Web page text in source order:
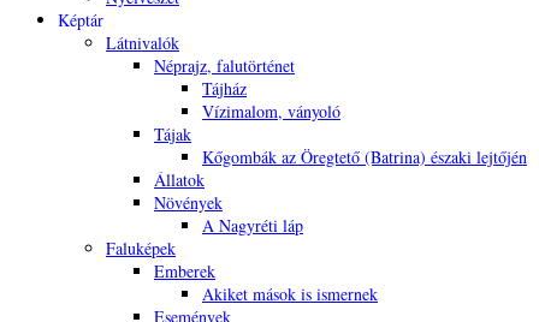
Képtár
Látnivalók
Néprajz, falutörténet
Tájház
Vízimalom, ványoló
Tájak
Kőgombák az Öregtető (Batrina) északi lejtőjén
Állatok
Növények
A Nagyréti láp
Faluképek
Emberek
Akiket mások is ismernek
Események